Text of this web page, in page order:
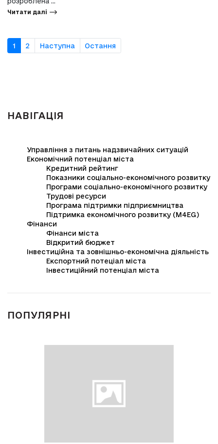
Читати далі
1 2 Наступна Остання
НАВІГАЦІЯ
Управління з питань надзвичайних ситуацій
Економічний потенціал міста
Кредитний рейтинг
Показники соціально-економічного розвитку
Програми соціально-економічного розвитку
Трудові ресурси
Програма підтримки підприємництва
Підтримка економічного розвитку (M4EG)
Фінанси
Фінанси міста
Відкритий бюджет
Інвестиційна та зовнішньо-економічна діяльність
Експортний потеціал міста
Інвестиційний потенціал міста
ПОПУЛЯРНІ